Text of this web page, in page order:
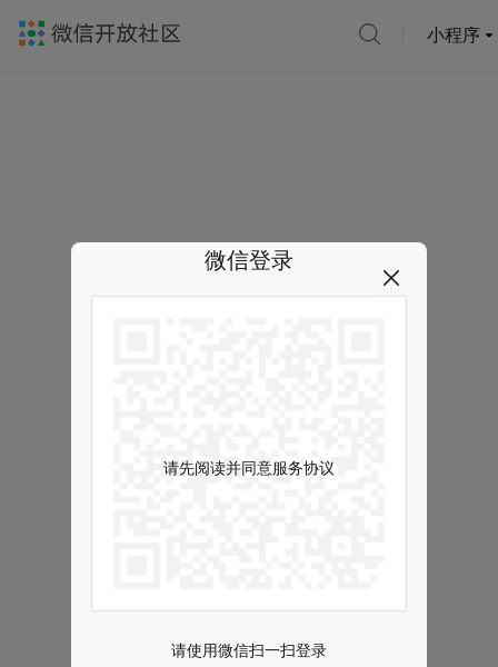
小程序
微信登录
请先阅读并同意服务协议
请使用微信扫一扫登录